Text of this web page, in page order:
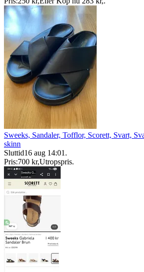
Sweeks, Sandaler, Tofflor, Scorett, Svart,
skinn
Sluttid16 aug 14:01 .
Pris:700 kr,Utropspris.